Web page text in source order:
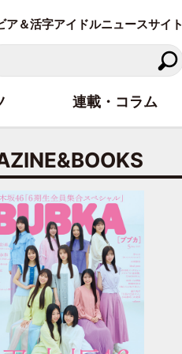
＆活字アイドルニュースサイト
連載・コラム